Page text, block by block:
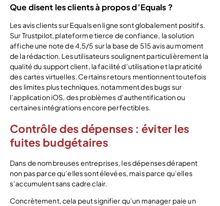
Que disent les clients à propos d’Equals ?
Les avis clients sur Equals en ligne sont globalement positifs.
Sur Trustpilot, plateforme tierce de confiance, la solution
affiche une note de 4,5/5 sur la base de 515 avis au moment
de la rédaction. Les utilisateurs soulignent particulièrement la
qualité du support client, la facilité d’utilisation et la praticité
des cartes virtuelles. Certains retours mentionnent toutefois
des limites plus techniques, notamment des bugs sur
l’application iOS, des problèmes d’authentification ou
certaines intégrations encore perfectibles.
Contrôle des dépenses : éviter les
fuites budgétaires
Dans de nombreuses entreprises, les dépenses dérapent
non pas parce qu’elles sont élevées, mais parce qu’elles
s’accumulent sans cadre clair.
Concrètement, cela peut signifier qu’un manager paie un